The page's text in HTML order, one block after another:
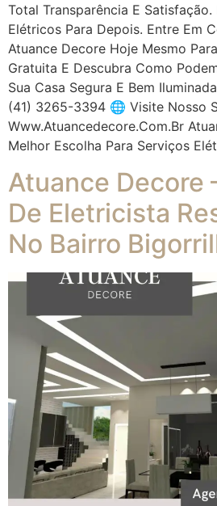
Total Transparência E
Elétricos Para Depois. Entre Em
Atuance Decore Hoje Mesmo
Gratuita E Descubra Como
Sua Casa Segura E Bem
(41) 3265-3394 🌐 Visite Nosso
Www.atuancedecore.com.br
Melhor Escolha Para Serviços
Atuance Decore
De Eletricista
No Bairro